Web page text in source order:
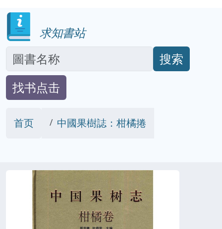
求知書站
搜索
找书点击
首页 中國果樹誌：柑橘捲